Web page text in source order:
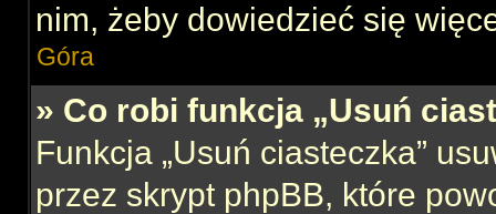
nim, żeby dowiedzieć się
Góra
» Co robi funkcja „Usuń
Funkcja „Usuń ciasteczka”
przez skrypt phpBB, które